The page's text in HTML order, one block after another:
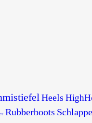
Heels
Rubberboots